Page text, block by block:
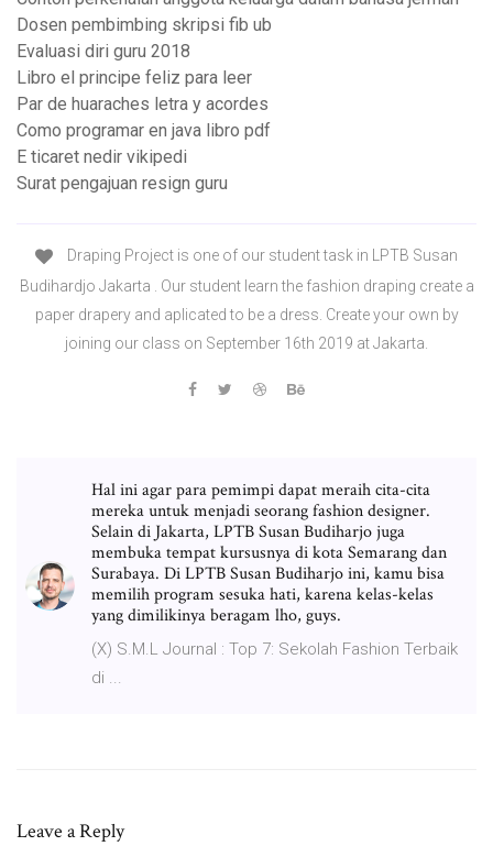
Dosen pembimbing skripsi fib ub
Evaluasi diri guru 2018
Libro el principe feliz para leer
Par de huaraches letra y acordes
Como programar en java libro pdf
E ticaret nedir vikipedi
Surat pengajuan resign guru
Draping Project is one of our student task in LPTB Susan
Budihardjo Jakarta . Our student learn the fashion draping create a
paper drapery and aplicated to be a dress. Create your own by
joining our class on September 16th 2019 at Jakarta.
Hal ini agar para pemimpi dapat meraih cita-cita
mereka untuk menjadi seorang fashion designer.
Selain di Jakarta, LPTB Susan Budiharjo juga
membuka tempat kursusnya di kota Semarang dan
Surabaya. Di LPTB Susan Budiharjo ini, kamu bisa
memilih program sesuka hati, karena kelas-kelas
yang dimilikinya beragam lho, guys.
(X) S.M.L Journal : Top 7: Sekolah Fashion Terbaik
di ...
Leave a Reply